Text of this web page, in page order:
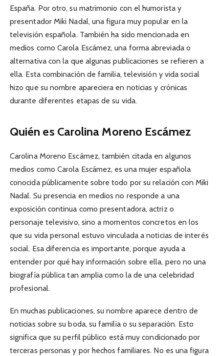
España. Por otro, su matrimonio con el humorista y
presentador Miki Nadal, una figura muy popular en la
televisión española. También ha sido mencionada en
medios como Carola Escámez, una forma abreviada o
alternativa con la que algunas publicaciones se refieren a
ella. Esta combinación de familia, televisión y vida social
hizo que su nombre apareciera en noticias y crónicas
durante diferentes etapas de su vida.
Quién es Carolina Moreno Escámez
Carolina Moreno Escámez, también citada en algunos
medios como Carola Escámez, es una mujer española
conocida públicamente sobre todo por su relación con Miki
Nadal. Su presencia en medios no responde a una
exposición continua como presentadora, actriz o
personaje televisivo, sino a momentos concretos en los
que su vida personal estuvo vinculada a noticias de interés
social. Esa diferencia es importante, porque ayuda a
entender por qué hay información sobre ella, pero no una
biografía pública tan amplia como la de una celebridad
profesional.
En muchas publicaciones, su nombre aparece dentro de
noticias sobre su boda, su familia o su separación. Esto
significa que su perfil público está muy condicionado por
terceras personas y por hechos familiares. No es una figura